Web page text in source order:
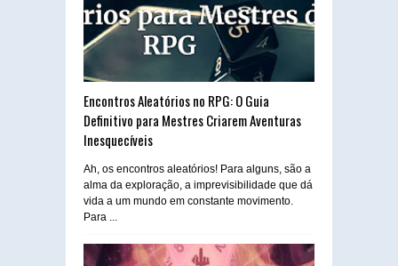
Encontros Aleatórios no RPG: O Guia
Definitivo para Mestres Criarem Aventuras
Inesquecíveis
Ah, os encontros aleatórios! Para alguns, são a
alma da exploração, a imprevisibilidade que dá
vida a um mundo em constante movimento.
Para ...